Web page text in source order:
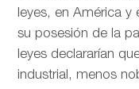
leyes, en América y
su posesión de la
leyes declararían
industrial, menos